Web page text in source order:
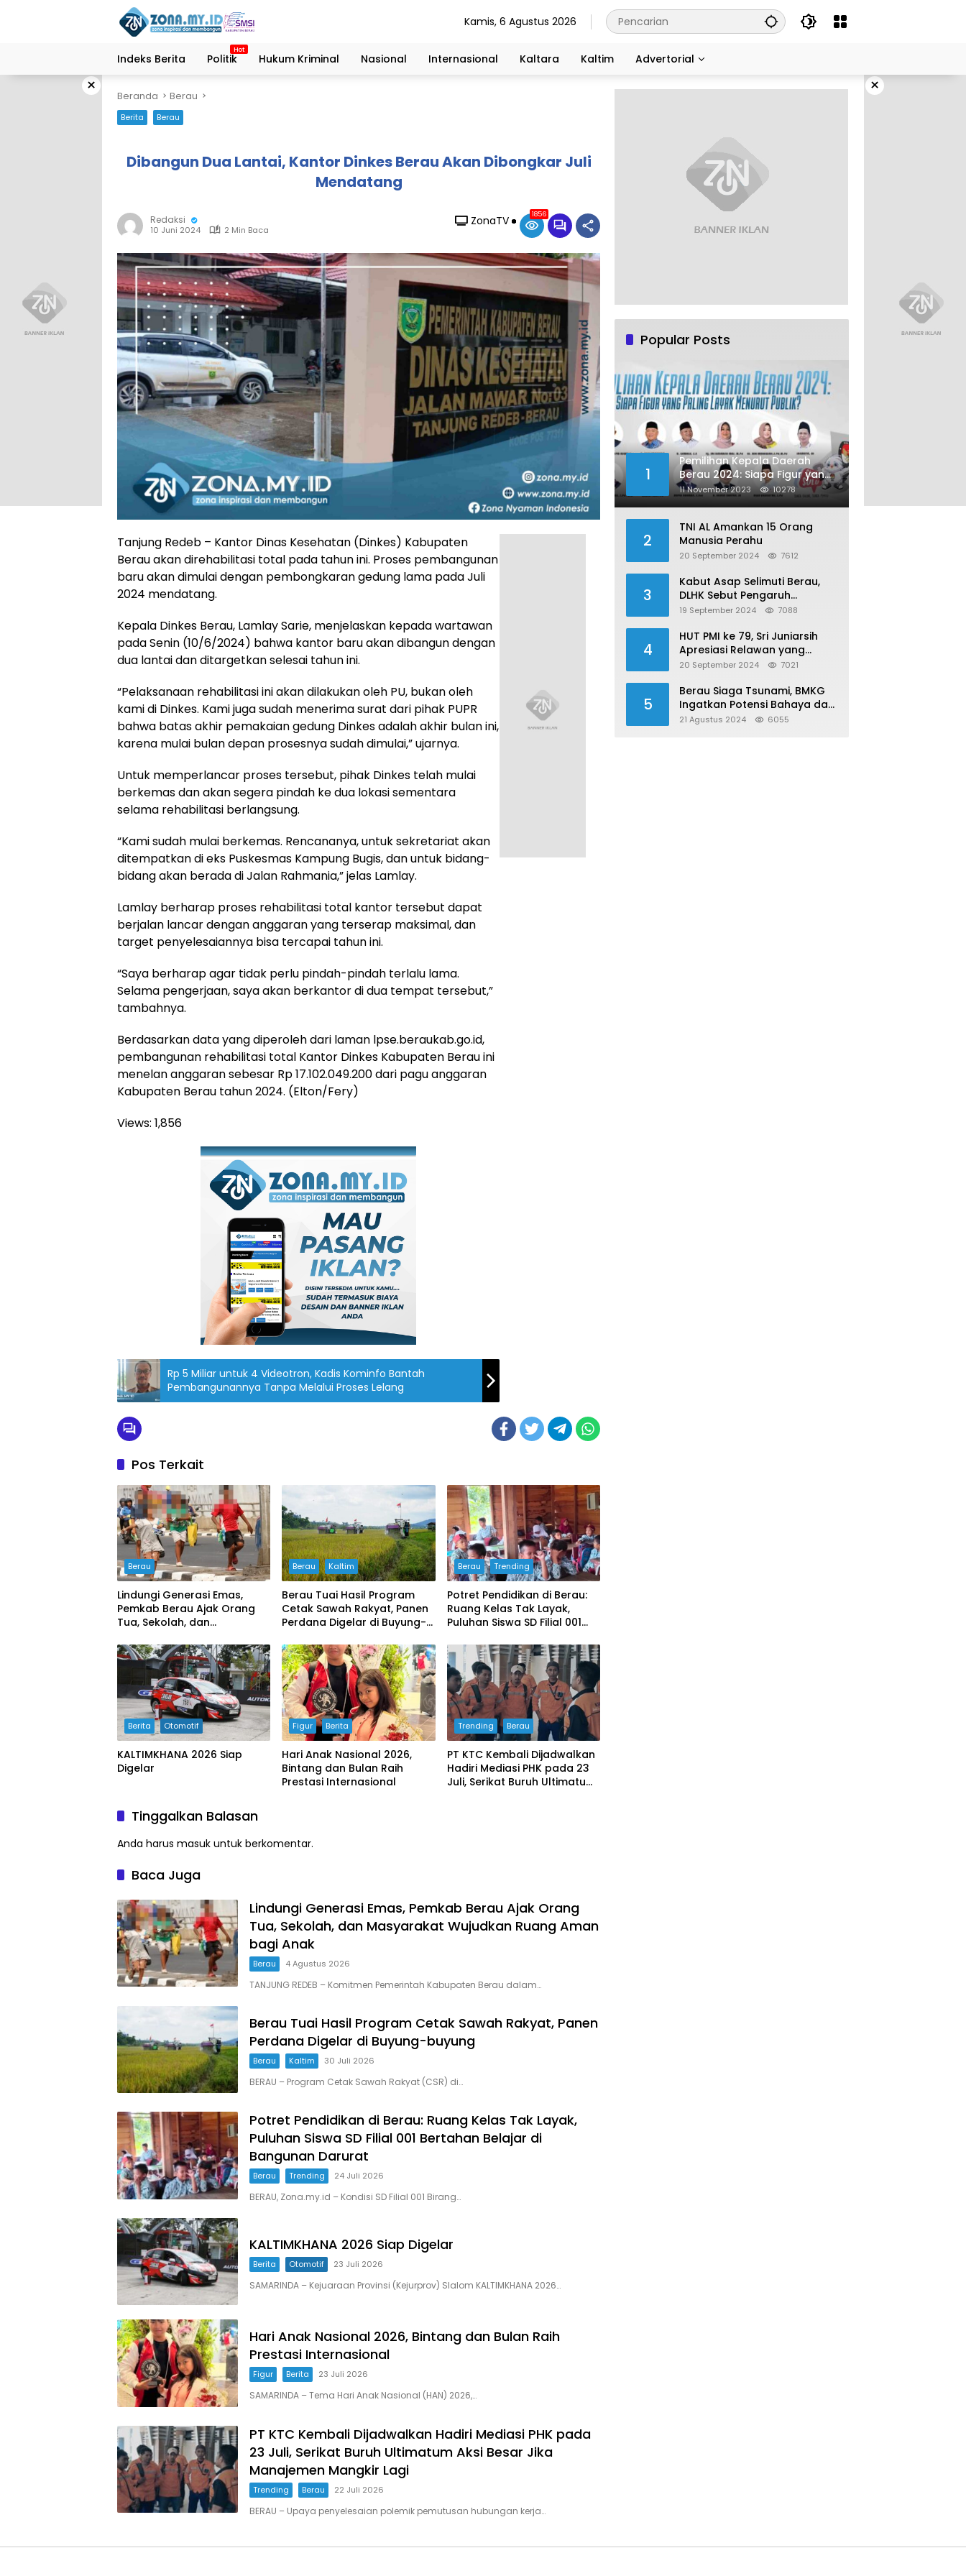
Kamis, 6 Agustus 2026
Indeks Berita Politik Hukum Kriminal Nasional Internasional Kaltara Kaltim Advertorial
× ×
Beranda Berau
Berita Berau
Dibangun Dua Lantai, Kantor Dinkes Berau Akan Dibongkar Juli
Mendatang
Redaksi
10 Juni 2024 2 Min Baca
ZonaTV 1856
Tanjung Redeb – Kantor Dinas Kesehatan (Dinkes) Kabupaten
Berau akan direhabilitasi total pada tahun ini. Proses pembangunan
baru akan dimulai dengan pembongkaran gedung lama pada Juli
2024 mendatang.
Kepala Dinkes Berau, Lamlay Sarie, menjelaskan kepada wartawan
pada Senin (10/6/2024) bahwa kantor baru akan dibangun dengan
dua lantai dan ditargetkan selesai tahun ini.
“Pelaksanaan rehabilitasi ini akan dilakukan oleh PU, bukan oleh
kami di Dinkes. Kami juga sudah menerima surat dari pihak PUPR
bahwa batas akhir pemakaian gedung Dinkes adalah akhir bulan ini,
karena mulai bulan depan prosesnya sudah dimulai,” ujarnya.
Untuk memperlancar proses tersebut, pihak Dinkes telah mulai
berkemas dan akan segera pindah ke dua lokasi sementara
selama rehabilitasi berlangsung.
“Kami sudah mulai berkemas. Rencananya, untuk sekretariat akan
ditempatkan di eks Puskesmas Kampung Bugis, dan untuk bidang-
bidang akan berada di Jalan Rahmania,” jelas Lamlay.
Lamlay berharap proses rehabilitasi total kantor tersebut dapat
berjalan lancar dengan anggaran yang terserap maksimal, dan
target penyelesaiannya bisa tercapai tahun ini.
“Saya berharap agar tidak perlu pindah-pindah terlalu lama.
Selama pengerjaan, saya akan berkantor di dua tempat tersebut,”
tambahnya.
Berdasarkan data yang diperoleh dari laman lpse.beraukab.go.id,
pembangunan rehabilitasi total Kantor Dinkes Kabupaten Berau ini
menelan anggaran sebesar Rp 17.102.049.200 dari pagu anggaran
Kabupaten Berau tahun 2024. (Elton/Fery)
Views: 1,856
Rp 5 Miliar untuk 4 Videotron, Kadis Kominfo Bantah
Pembangunannya Tanpa Melalui Proses Lelang
Pos Terkait
Berau
Lindungi Generasi Emas,
Pemkab Berau Ajak Orang
Tua, Sekolah, dan
Ruang Aman bagi Anak
Berau Kaltim
Berau Tuai Hasil Program
Cetak Sawah Rakyat, Panen
Perdana Digelar di Buyung-
Berau Trending
Potret Pendidikan di Berau:
Ruang Kelas Tak Layak,
Puluhan Siswa SD Filial 001
Bangunan Darurat
Berita Otomotif
KALTIMKHANA 2026 Siap
Digelar
Figur Berita
Hari Anak Nasional 2026,
Bintang dan Bulan Raih
Prestasi Internasional
Trending Berau
PT KTC Kembali Dijadwalkan
Hadiri Mediasi PHK pada 23
Juli, Serikat Buruh Ultimatum
Tinggalkan Balasan
Anda harus masuk untuk berkomentar.
Baca Juga
Lindungi Generasi Emas, Pemkab Berau Ajak Orang
Tua, Sekolah, dan Masyarakat Wujudkan Ruang Aman
bagi Anak
Berau 4 Agustus 2026
TANJUNG REDEB – Komitmen Pemerintah Kabupaten Berau dalam…
Berau Tuai Hasil Program Cetak Sawah Rakyat, Panen
Perdana Digelar di Buyung-buyung
Berau Kaltim 30 Juli 2026
BERAU – Program Cetak Sawah Rakyat (CSR) di…
Potret Pendidikan di Berau: Ruang Kelas Tak Layak,
Puluhan Siswa SD Filial 001 Bertahan Belajar di
Bangunan Darurat
Berau Trending 24 Juli 2026
BERAU, Zona.my.id – Kondisi SD Filial 001 Birang…
KALTIMKHANA 2026 Siap Digelar
Berita Otomotif 23 Juli 2026
SAMARINDA – Kejuaraan Provinsi (Kejurprov) Slalom KALTIMKHANA 2026…
Hari Anak Nasional 2026, Bintang dan Bulan Raih
Prestasi Internasional
Figur Berita 23 Juli 2026
SAMARINDA – Tema Hari Anak Nasional (HAN) 2026,…
PT KTC Kembali Dijadwalkan Hadiri Mediasi PHK pada
23 Juli, Serikat Buruh Ultimatum Aksi Besar Jika
Manajemen Mangkir Lagi
Trending Berau 22 Juli 2026
BERAU – Upaya penyelesaian polemik pemutusan hubungan kerja…
Popular Posts
1
Pemilihan Kepala Daerah
Berau 2024: Siapa Figur yang
Paling Layak Menurut Publik?
11 November 2023 10278
2
TNI AL Amankan 15 Orang
Manusia Perahu
20 September 2024 7612
3
Kabut Asap Selimuti Berau,
DLHK Sebut Pengaruh
Karhutla
19 September 2024 7088
4
HUT PMI ke 79, Sri Juniarsih
Apresiasi Relawan yang
Konsisten Donor Darah
20 September 2024 7021
5
Berau Siaga Tsunami, BMKG
Ingatkan Potensi Bahaya dari
Megathrust Utara Sulawesi
21 Agustus 2024 6055